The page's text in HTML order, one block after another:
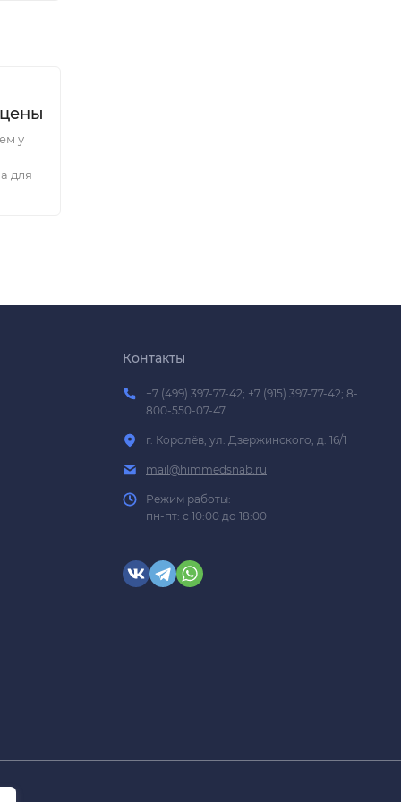
у
для
Контакты
+7 (499) 397-77-42; +7 (915) 397-77-42; 8-
800-550-07-47
г. Королёв, ул. Дзержинского, д. 16/1
mail@himmedsnab.ru
Режим работы:
пн-пт: с 10:00 до 18:00